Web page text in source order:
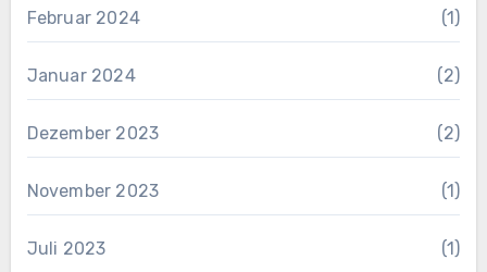
Februar 2024 (1)
Januar 2024 (2)
Dezember 2023 (2)
November 2023 (1)
Juli 2023 (1)